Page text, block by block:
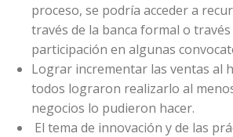
proceso, se podría acceder a
través de la banca formal o través
participación en algunas
Lograr incrementar las ventas al
todos lograron realizarlo al
negocios lo pudieron hacer.
El tema de innovación y de las